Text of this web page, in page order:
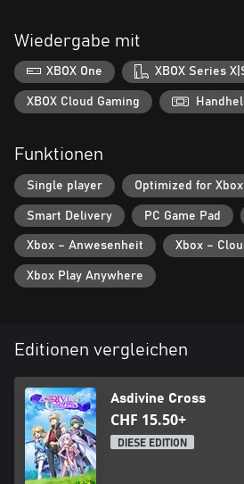
Wiedergabe mit
XBOX One XBOX Series
XBOX Cloud Gaming
Funktionen
Single player Optimized for
Smart Delivery PC Game Pad
Xbox – Anwesenheit Xbox –
Xbox Play Anywhere
Editionen vergleichen
Asdivine Cross
CHF 15.50+
DIESE EDITION